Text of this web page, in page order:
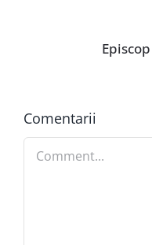
Comentarii
Comment